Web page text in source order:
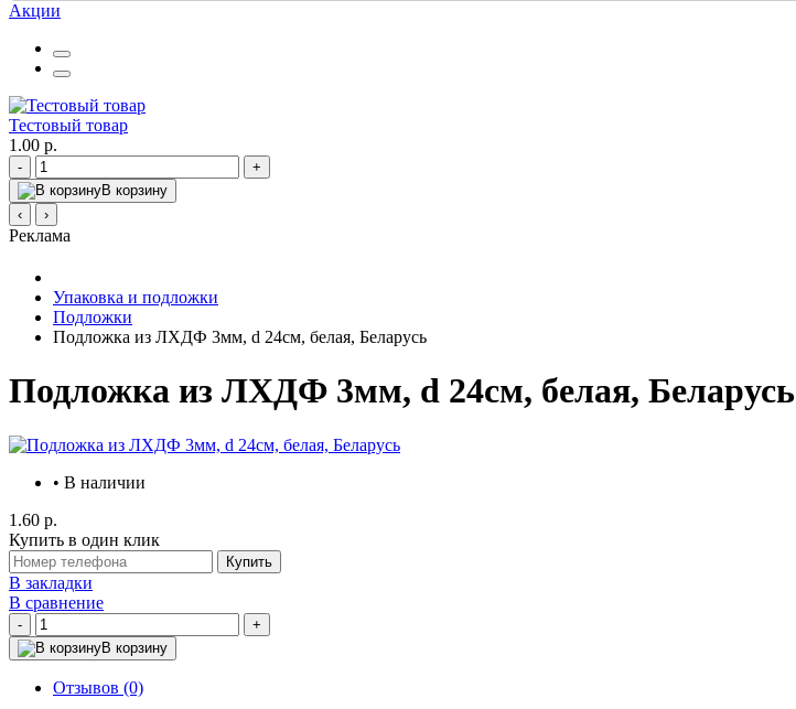
Акции
Тестовый товар
1.00 р.
-
+
В корзину
‹
›
Реклама
Упаковка и подложки
Подложки
Подложка из ЛХДФ 3мм, d 24см, белая, Беларусь
Подложка из ЛХДФ 3мм, d 24см, белая, Беларусь
• В наличии
1.60 р.
Купить в один клик
Купить
В закладки
В сравнение
-
+
В корзину
Отзывов (0)